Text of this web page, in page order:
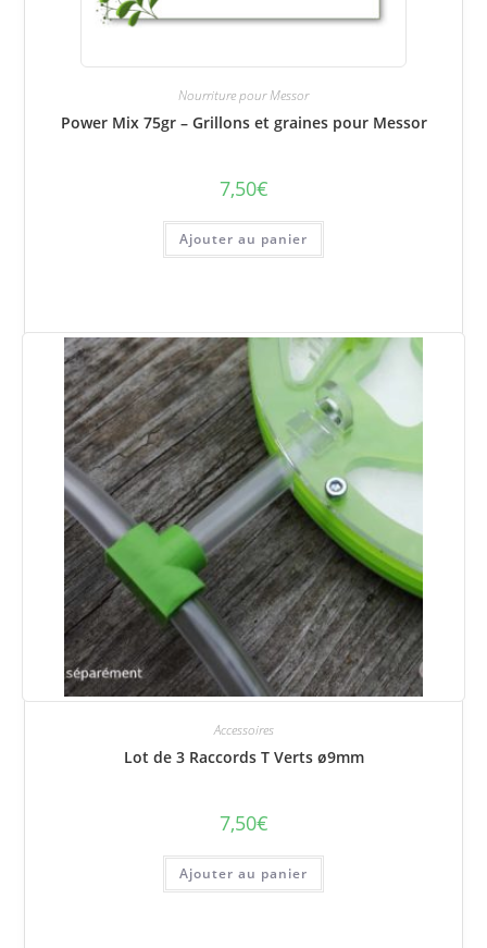
Nourriture pour Messor
Power Mix 75gr – Grillons et graines pour Messor
7,50€
Ajouter au panier
Accessoires
Lot de 3 Raccords T Verts ø9mm
7,50€
Ajouter au panier